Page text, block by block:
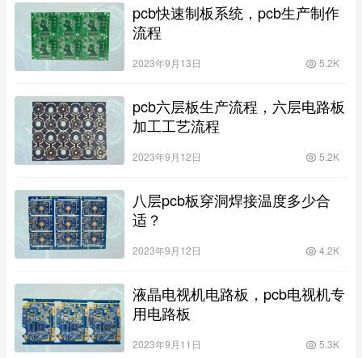
pcb快速制板系统，pcb生产制作
流程
2023年9月13日 5.2K
pcb六层板生产流程，六层电路板
加工工艺流程
2023年9月12日 5.2K
八层pcb板穿洞焊接温度多少合
适？
2023年9月12日 4.2K
液晶电视机电路板，pcb电视机专
用电路板
2023年9月11日 5.3K